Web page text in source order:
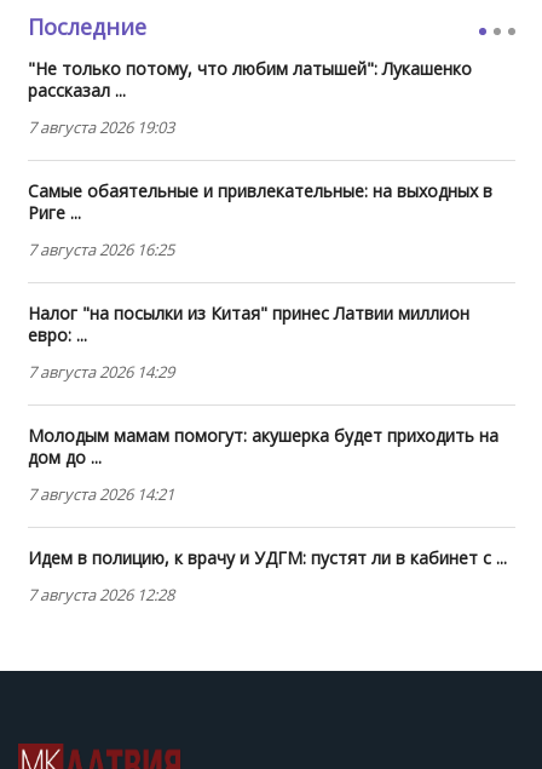
Последние
"Не только потому, что любим латышей": Лукашенко
рассказал ...
7 августа 2026 19:03
Самые обаятельные и привлекательные: на выходных в
Риге ...
7 августа 2026 16:25
Налог "на посылки из Китая" принес Латвии миллион
евро: ...
7 августа 2026 14:29
Молодым мамам помогут: акушерка будет приходить на
дом до ...
7 августа 2026 14:21
Идем в полицию, к врачу и УДГМ: пустят ли в кабинет с ...
7 августа 2026 12:28